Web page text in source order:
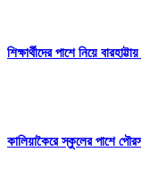
শিক্ষার্থীদের পাশে নিয়ে
কালিয়াকৈরে স্কুলের পাশে